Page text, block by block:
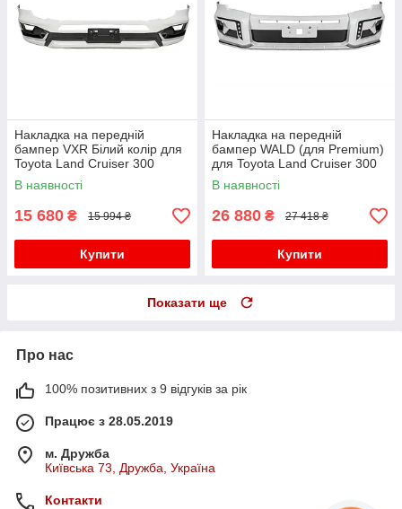
Накладка на передній
бампер VXR Білий колір для
Toyota Land Cruiser 300
В наявності
15 680 ₴ 15 994 ₴
Купити
Накладка на передній
бампер WALD (для Premium)
для Toyota Land Cruiser 300
В наявності
26 880 ₴ 27 418 ₴
Купити
Показати ще
Про нас
100% позитивних з 9 відгуків за рік
Працює з 28.05.2019
м. Дружба
Київська 73, Дружба, Україна
Контакти